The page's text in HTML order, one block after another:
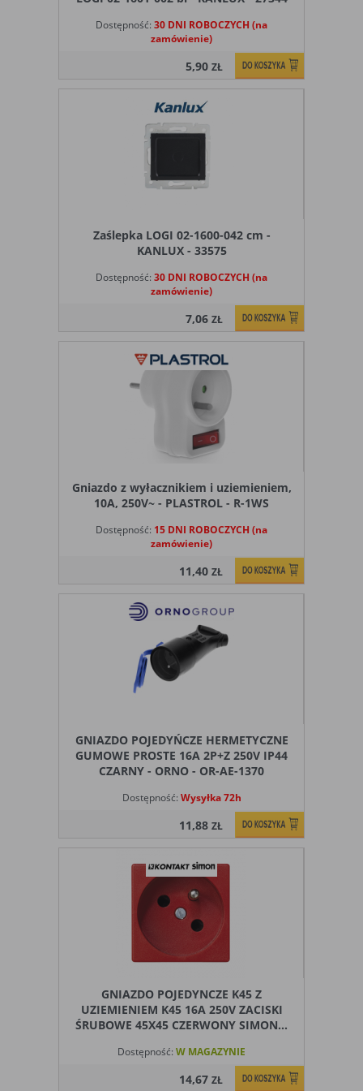
Ograniczenie stosowania plików „cookies”, może wpłynąć
na niektóre funkcjonalności dostępne na stronie
Dostępność: 30 DNI ROBOCZYCH (na
zamówienie)
5,90ZŁ
Zaślepka LOGI 02-1600-042 cm -
KANLUX - 33575
Dostępność: 30 DNI ROBOCZYCH (na
zamówienie)
7,06ZŁ
Gniazdo z wyłacznikiem i uziemieniem,
10A, 250V~ - PLASTROL - R-1WS
Dostępność: 15 DNI ROBOCZYCH (na
zamówienie)
11,40ZŁ
GNIAZDO POJEDYŃCZE HERMETYCZNE
GUMOWE PROSTE 16A 2P+Z 250V IP44
CZARNY - ORNO - OR-AE-1370
Dostępność: Wysyłka 72h
11,88ZŁ
GNIAZDO POJEDYNCZE K45 Z
UZIEMIENIEM K45 16A 250V ZACISKI
ŚRUBOWE 45X45 CZERWONY SIMON...
Dostępność: W MAGAZYNIE
14,67ZŁ